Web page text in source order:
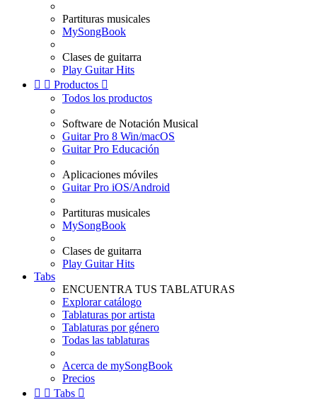
Partituras musicales
MySongBook
Clases de guitarra
Play Guitar Hits
  Productos 
Todos los productos
Software de Notación Musical
Guitar Pro 8 Win/macOS
Guitar Pro Educación
Aplicaciones móviles
Guitar Pro iOS/Android
Partituras musicales
MySongBook
Clases de guitarra
Play Guitar Hits
Tabs
ENCUENTRA TUS TABLATURAS
Explorar catálogo
Tablaturas por artista
Tablaturas por género
Todas las tablaturas
Acerca de mySongBook
Precios
  Tabs 